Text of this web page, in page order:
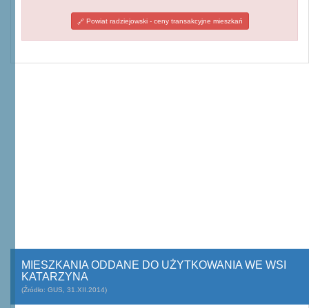
Powiat radziejowski - ceny transakcyjne mieszkań
MIESZKANIA ODDANE DO UŻYTKOWANIA WE WSI
KATARZYNA
(Źródło: GUS, 31.XII.2014)